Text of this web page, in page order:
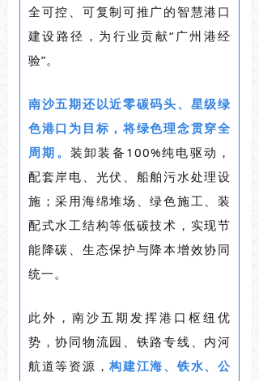
全可控、可复制可推广的智慧港口
建设路径，为行业贡献“广州港经
验”。
南沙五期还以近零碳码头、星级绿
色港口为目标，将绿色理念贯穿全
周期。 装卸装备100%纯电驱动，
配套岸电、光伏、船舶污水处理设
施；采用海绵堆场、绿色施工、装
配式水工结构等低碳技术，实现节
能降碳、生态保护与降本增效协同
统一。
此外，南沙五期发挥港口枢纽优
势，协同物流园、铁路专线、内河
航道等资源，构建江海、铁水、公